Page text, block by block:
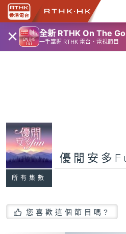
× 全新 RTHK On The Go
一手掌握 RTHK 電台、電視節目
所有集數
優閒安多
您喜歡這個節目嗎?